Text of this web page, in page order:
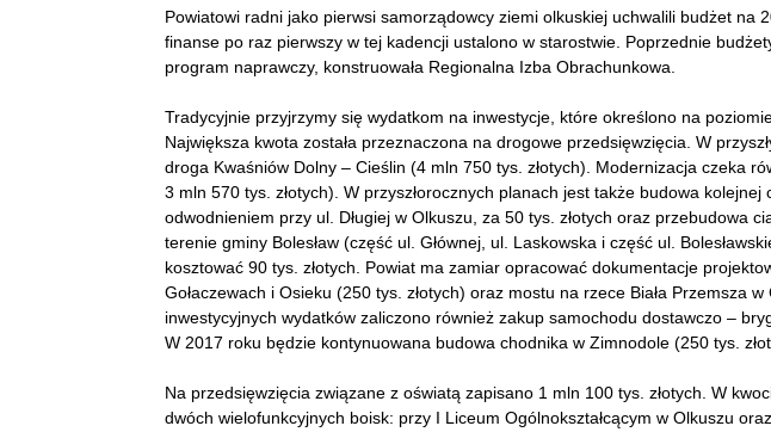
Powiatowi radni jako pierwsi samorządowcy ziemi olkuskiej uchwalili budżet na
finanse po raz pierwszy w tej kadencji ustalono w starostwie. Poprzednie
program naprawczy, konstruowała Regionalna Izba Obrachunkowa.
Tradycyjnie przyjrzymy się wydatkom na inwestycje, które określono na
Największa kwota została przeznaczona na drogowe przedsięwzięcia. W
droga Kwaśniów Dolny – Cieślin (4 mln 750 tys. złotych). Modernizacja czeka
3 mln 570 tys. złotych). W przyszłorocznych planach jest także budowa kolejnej
odwodnieniem przy ul. Długiej w Olkuszu, za 50 tys. złotych oraz przebudowa
terenie gminy Bolesław (część ul. Głównej, ul. Laskowska i część ul.
kosztować 90 tys. złotych. Powiat ma zamiar opracować dokumentacje
Gołaczewach i Osieku (250 tys. złotych) oraz mostu na rzece Biała Przemsza
inwestycyjnych wydatków zaliczono również zakup samochodu dostawczo –
W 2017 roku będzie kontynuowana budowa chodnika w Zimnodole (250 tys.
Na przedsięwzięcia związane z oświatą zapisano 1 mln 100 tys. złotych. W
dwóch wielofunkcyjnych boisk: przy I Liceum Ogólnokształcącym w Olkuszu